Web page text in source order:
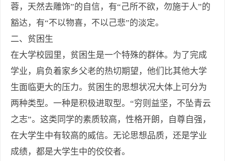
蓉，天然去雕饰”的自信，有“己所不欲，勿施于人”的
豁达，有“不以物喜，不以己悲”的淡定。
二、贫困生
在大学校园里，贫困生是一个特殊的群体。为了完成
学业，肩负着家乡父老的热切期望，他们比其他大学
生面临更大的压力。贫困生的思想状况大体上可分为
两种类型。一种是积极进取型。“穷则益坚，不坠青云
之志”。这类同学的素质较高，性格开朗，自尊自强，
在大学生中有较高的威信。无论思想品质，还是学业
成绩，都是大学生中的佼佼者。